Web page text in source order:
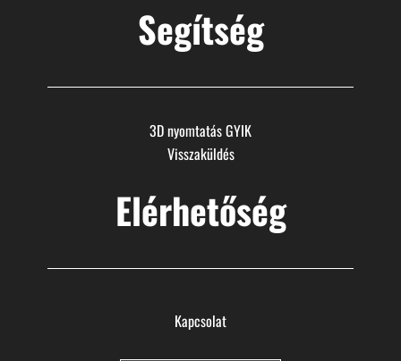
Segítség
3D nyomtatás GYIK
Visszaküldés
Elérhetőség
Kapcsolat